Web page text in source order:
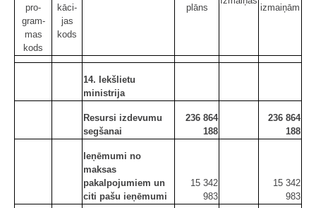
pro­
gram­
mas
kods
kā­ci­
jas
kods
plāns
izmaiņām
14. Iekšlietu
ministrija
Resursi izdevumu
segšanai
236 864
188
236 864
188
Ieņēmumi no
maksas
pakalpojumiem un
citi pašu ieņēmumi
15 342
983
15 342
983